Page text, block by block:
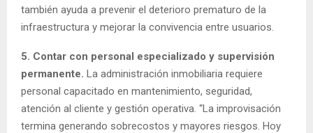
también ayuda a prevenir el deterioro prematuro de la
infraestructura y mejorar la convivencia entre usuarios.
5. Contar con personal especializado y supervisión
permanente. La administración inmobiliaria requiere
personal capacitado en mantenimiento, seguridad,
atención al cliente y gestión operativa. “La improvisación
termina generando sobrecostos y mayores riesgos. Hoy